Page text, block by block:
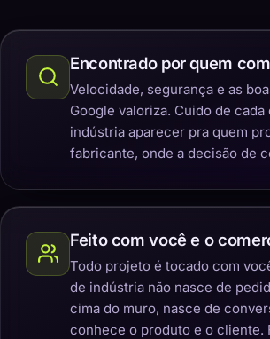
Encontrado por quem
Velocidade, segurança e as
Google valoriza. Cuido de cada
indústria aparecer pra quem
fabricante, onde a decisão de
Feito com você e o
Todo projeto é tocado com
de indústria não nasce de
cima do muro, nasce de
conhece o produto e o cliente.